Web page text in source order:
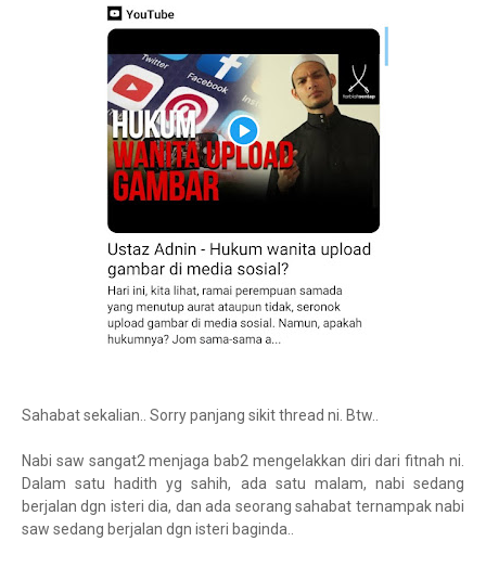
Sahabat sekalian.. Sorry panjang sikit thread ni. Btw..
Nabi saw sangat2 menjaga bab2 mengelakkan diri dari fitnah ni.
Dalam satu hadith yg sahih, ada satu malam, nabi sedang
berjalan dgn isteri dia, dan ada seorang sahabat ternampak nabi
saw sedang berjalan dgn isteri baginda..